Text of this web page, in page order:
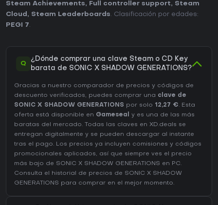
Steam Achievements, Full controller support, Steam
Cloud , Steam Leaderboards. Clasificación por edades:
PEGI 7.
Q
¿Dónde comprar una clave Steam o CD Key
barata de SONIC X SHADOW GENERATIONS?
Gracias a nuestro comparador de precios y códigos de
descuento verificados, puedes comprar una clave de
SONIC X SHADOW GENERATIONS por solo 12,27 €. Esta
oferta está disponible en Gameseal
y es una de las más
baratas del mercado. Todas las claves en XD.deals se
entregan digitalmente y se pueden descargar al instante
tras el pago. Los precios ya incluyen comisiones y códigos
promocionales aplicados, así que siempre ves el precio
más bajo de SONIC X SHADOW GENERATIONS en PC.
Consulta el
historial de precios de SONIC X SHADOW
GENERATIONS para comprar en el mejor momento.